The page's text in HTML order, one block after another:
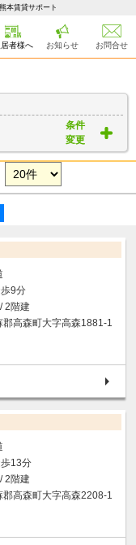
本賃貸サポート
居者様へ お知らせ お問合せ
条件
変更
9分
2階建
郡高森町大字高森1881-1
13分
2階建
郡高森町大字高森2208-1